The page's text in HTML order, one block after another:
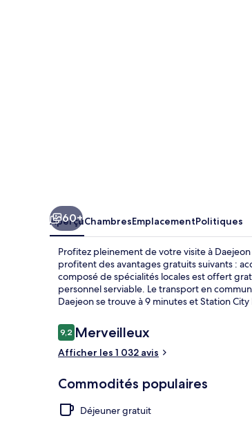
60+
AperçuChambresEmplacementPolitiques
Profitez pleinement de votre visite à
profitent des avantages gratuits suivants :
composé de spécialités locales est offert
personnel serviable. Le transport en
Daejeon se trouve à 9 minutes et Station City
Avis
9,29,2 sur 10 –
Merveilleux
Afficher les 1 032 avis
Commodités populaires
Déjeuner gratuit